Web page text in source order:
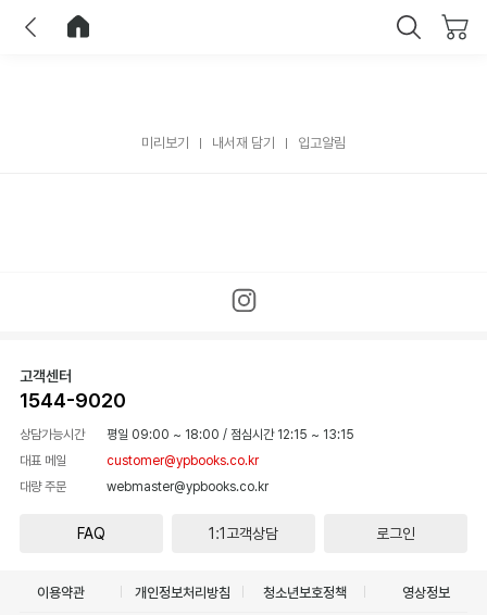
미리보기 내서재 담기 입고알림
고객센터
1544-9020
상담가능시간 평일 09:00 ~ 18:00 / 점심시간 12:15 ~ 13:15
대표 메일
customer@ypbooks.co.kr
대량 주문
webmaster@ypbooks.co.kr
FAQ 1:1고객상담 로그인
이용약관 개인정보처리방침 청소년보호정책 영상정보